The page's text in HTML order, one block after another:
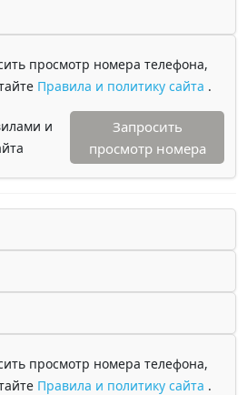
просмотр номера телефона,
Правила и политику сайта .
и
Запросить
просмотр номера
просмотр номера телефона,
Правила и политику сайта .